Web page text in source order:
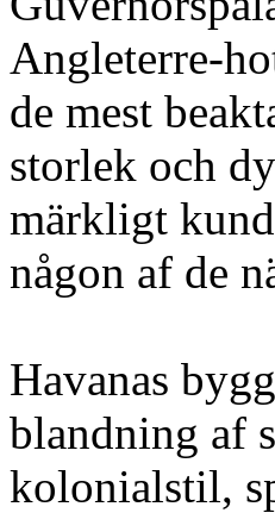
Angleterre-
de mest
storlek och
märkligt
någon af de
Havanas
blandning af
kolonialstil,